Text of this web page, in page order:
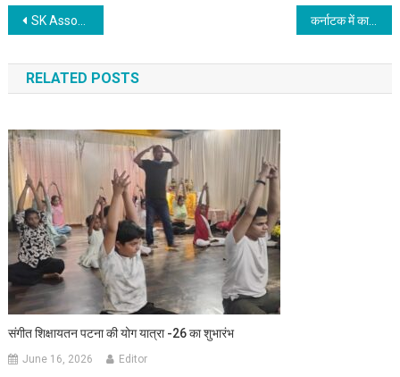
Post navigation
SK Associates & Group Is Set to Organise International Conference On “FOSTERING AN ENTREPRENEURIAL MINDSET IN EDUCATION” कर्नाटक में कावेरी संगम और गुम्बज दर्शनीय स्थल
RELATED POSTS
संगीत शिक्षायतन पटना की योग यात्रा -26 का शुभारंभ
June 16, 2026 Editor